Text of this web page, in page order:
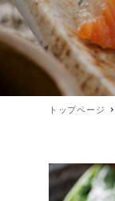
トップページ